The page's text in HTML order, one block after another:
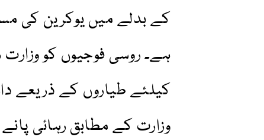
ہے۔ روسی فوجیوں کو
کیلئے طیاروں کے ذریعے
وزارت کے مطابق رہائی